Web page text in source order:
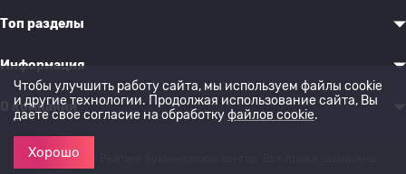
Топ разделы
Информация
О компании
© 2022-2026 Рейтинг букмекерских контор. Все права защищены.
Чтобы улучшить работу сайта, мы используем файлы cookie
и другие технологии. Продолжая использование сайта, Вы
даете свое согласие на обработкуфайлов cookie.
Хорошо